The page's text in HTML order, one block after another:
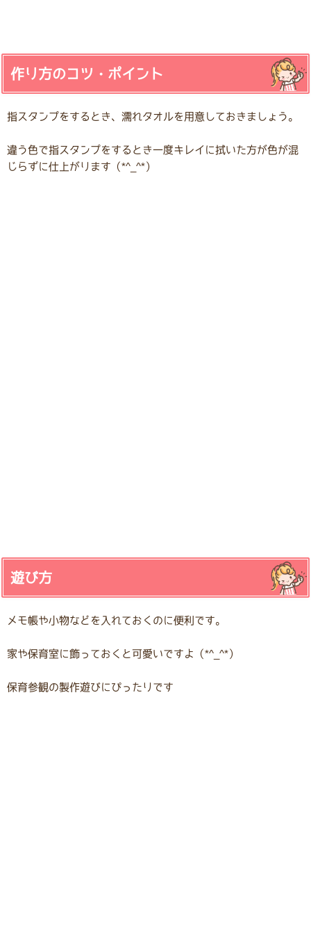
作り方のコツ・ポイント
指スタンプをするとき、濡れタオルを用意しておきましょう。
違う色で指スタンプをするとき一度キレイに拭いた方が色が混
じらずに仕上がります（*^_^*）
遊び方
メモ帳や小物などを入れておくのに便利です。
家や保育室に飾っておくと可愛いですよ（*^_^*）
保育参観の製作遊びにぴったりです